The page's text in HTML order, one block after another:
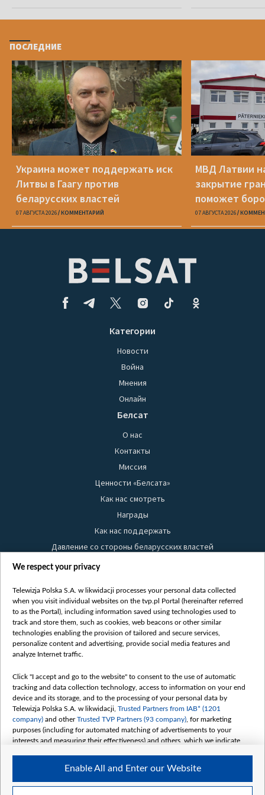
ПОСЛЕДНИЕ
Украина может поддержать иск
Литвы в Гаагу против
беларусских властей
07 АВГУСТА 2026 КОММЕНТАРИЙ
МВД Латвии
закрытие
поможет
07 АВГУСТА 2026
Категории
Новости
Война
Мнения
Онлайн
Белсат
О нас
Контакты
Миссия
Ценности «Белсата»
Как нас смотреть
Награды
Как нас поддержать
Давление со стороны беларусских властей
Правила использования материалов
Безопасность
Youtube
Белсат news
Белсат Life
Belsat English
Biełsat PL
Белсат Now
Белсат Shorts
Белсат History
Белсат Music
Белсат Doc
My consents
We respect your privacy
Telewizja Polska S.A. w likwidacji processes your personal data collected
when you visit individual websites on the tvp.pl Portal (hereinafter referred
to as the Portal), including information saved using technologies used to
track and store them, such as cookies, web beacons or other similar
technologies enabling the provision of tailored and secure services,
personalize content and advertising, provide social media features and
analyze Internet traffic.
Click "I accept and go to the website" to consent to the use of automatic
tracking and data collection technology, access to information on your end
device and its storage, and to the processing of your personal data by
Telewizja Polska S.A. w likwidacji, Trusted Partners from IAB* (1201
company) and otherTrusted TVP Partners (93 company) , for marketing
purposes (including for automated matching of advertisements to your
interests and measuring their effectiveness) and others, which we indicate
The purposes of processing your data by TVP S.A. w likwidacji are as
follows:
Enable All and Enter our Website